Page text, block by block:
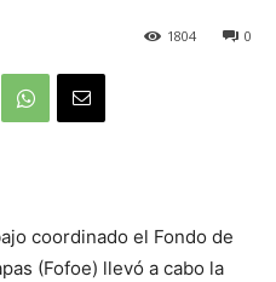
0
1804
coordinado el Fondo de
(Fofoe) llevó a cabo la